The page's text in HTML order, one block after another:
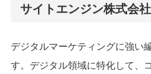
サイトエンジン株式会社
デジタルマーケティングに強い
す。デジタル領域に特化して、